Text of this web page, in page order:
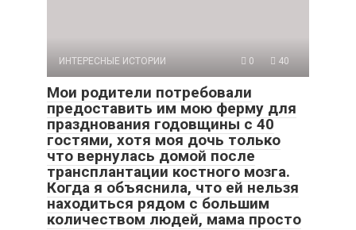
ИНТЕРЕСНЫЕ ИСТОРИИ 0 40
Мои родители потребовали
предоставить им мою ферму для
празднования годовщины с 40
гостями, хотя моя дочь только
что вернулась домой после
трансплантации костного мозга.
Когда я объяснила, что ей нельзя
находиться рядом с большим
количеством людей, мама просто